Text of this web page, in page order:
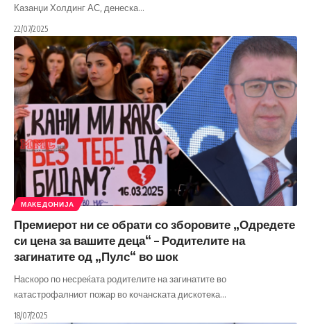
Казанџи Холдинг АС, денеска…
22/07/2025
МАКЕДОНИЈА
Премиерот ни се обрати со зборовите „Одредете
си цена за вашите деца“ – Родителите на
загинатите од „Пулс“ во шок
Наскоро по несреќата родителите на загинатите во
катастрофалниот пожар во кочанската дискотека…
18/07/2025